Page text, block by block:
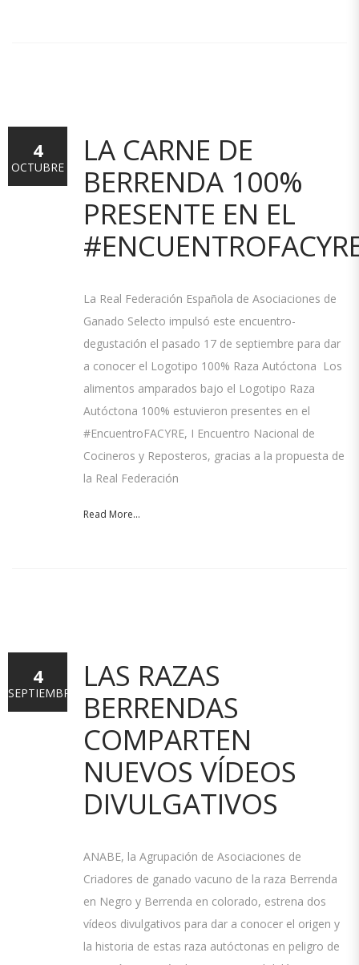
LA CARNE DE
BERRENDA 100%
PRESENTE EN EL
La Real Federación Española de Asociaciones de
Ganado Selecto impulsó este encuentro-
degustación el pasado 17 de septiembre para dar
a conocer el Logotipo 100% Raza Autóctona Los
alimentos amparados bajo el Logotipo Raza
Autóctona 100% estuvieron presentes en el
#EncuentroFACYRE, I Encuentro Nacional de
Cocineros y Reposteros, gracias a la propuesta de
la Real Federación
Read More...
4
OCTUBRE
LAS RAZAS
BERRENDAS
COMPARTEN
NUEVOS VÍDEOS
DIVULGATIVOS
ANABE, la Agrupación de Asociaciones de
Criadores de ganado vacuno de la raza Berrenda
en Negro y Berrenda en colorado, estrena dos
vídeos divulgativos para dar a conocer el origen y
la historia de estas raza autóctonas en peligro de
4
SEPTIEMBRE